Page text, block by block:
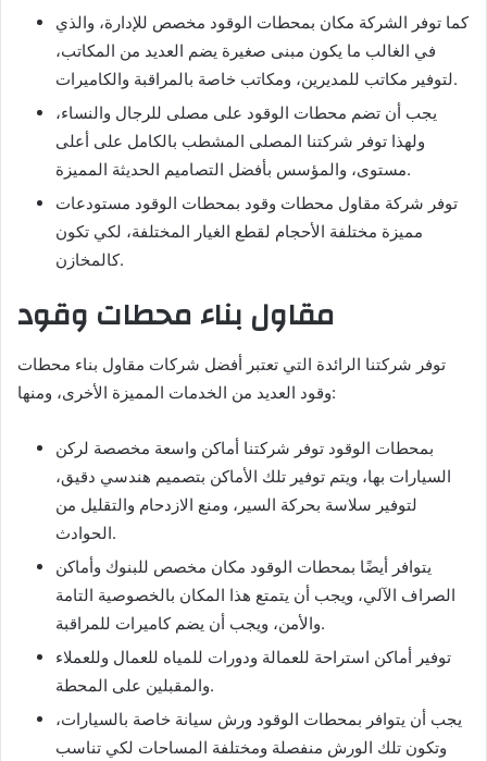
كما توفر الشركة مكان بمحطات الوقود مخصص للإدارة، والذي
في الغالب ما يكون مبنى صغيرة يضم العديد من المكاتب،
لتوفير مكاتب للمديرين، ومكاتب خاصة بالمراقبة والكاميرات.
يجب أن تضم محطات الوقود على مصلى للرجال والنساء،
ولهذا توفر شركتنا المصلى المشطب بالكامل على أعلى
مستوى، والمؤسس بأفضل التصاميم الحديثة المميزة.
توفر شركة مقاول محطات وقود بمحطات الوقود مستودعات
مميزة مختلفة الأحجام لقطع الغيار المختلفة، لكي تكون
كالمخازن.
مقاول بناء محطات وقود
توفر شركتنا الرائدة التي تعتبر أفضل شركات مقاول بناء محطات
وقود العديد من الخدمات المميزة الأخرى، ومنها:
بمحطات الوقود توفر شركتنا أماكن واسعة مخصصة لركن
السيارات بها، ويتم توفير تلك الأماكن بتصميم هندسي دقيق،
لتوفير سلاسة بحركة السير، ومنع الازدحام والتقليل من
الحوادث.
يتوافر أيضًا بمحطات الوقود مكان مخصص للبنوك وأماكن
الصراف الآلي، ويجب أن يتمتع هذا المكان بالخصوصية التامة
والأمن، ويجب أن يضم كاميرات للمراقبة.
توفير أماكن استراحة للعمالة ودورات للمياه للعمال وللعملاء
والمقبلين على المحطة.
يجب أن يتوافر بمحطات الوقود ورش سيانة خاصة بالسيارات،
وتكون تلك الورش منفصلة ومختلفة المساحات لكي تناسب